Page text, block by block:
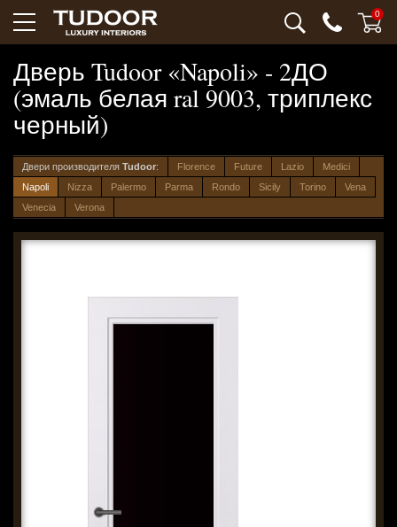
0
Дверь Tudoor «Napoli» - 2ДО
(эмаль белая ral 9003, триплекс
черный)
Двери производителя Tudoor: Florence Future Lazio
Medici
Napoli
Nizza Palermo Parma Rondo Sicily Torino
Vena
Venecia
Verona